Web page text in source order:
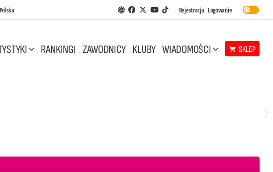
Aplikacja Siatkarskie Ligi
Facebook
Twitter
Youtube
TikTok
Rejestracja Logowanie
RANKINGI ZAWODNICY KLUBY WIADOMOŚCI SKLEP